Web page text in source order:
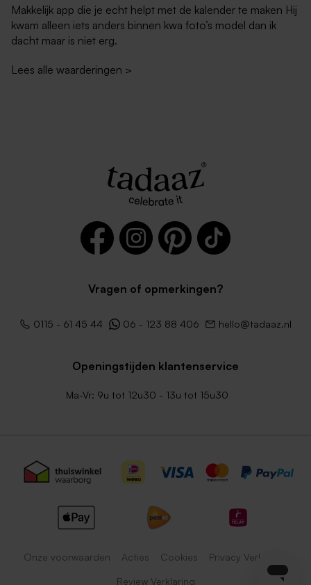
Makkelijk app die je echt helpt met de kalender te maken Hij
kwam alleen iets anders binnen kwa foto’s model dan ik
dacht maar is niet erg.
Lees alle waarderingen >
Vragen of opmerkingen?
0115 - 61 45 44 06 - 123 88 406 hello@tadaaz.nl
Openingstijden klantenservice
Ma-Vr: 9u tot 12u30 - 13u tot 15u30
Onze voorwaarden Acties Cookies Privacy Verklaring
Review Verklaring